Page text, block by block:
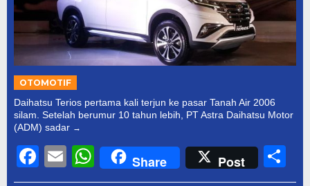
OTOMOTIF
Daihatsu Terios pertama kali terjun ke pasar Tanah Air 2006
silam. Setelah berumur 10 tahun lebih, PT Astra Daihatsu Motor
(ADM) sadar
Facebook
EmailWhatsApp
Share Post